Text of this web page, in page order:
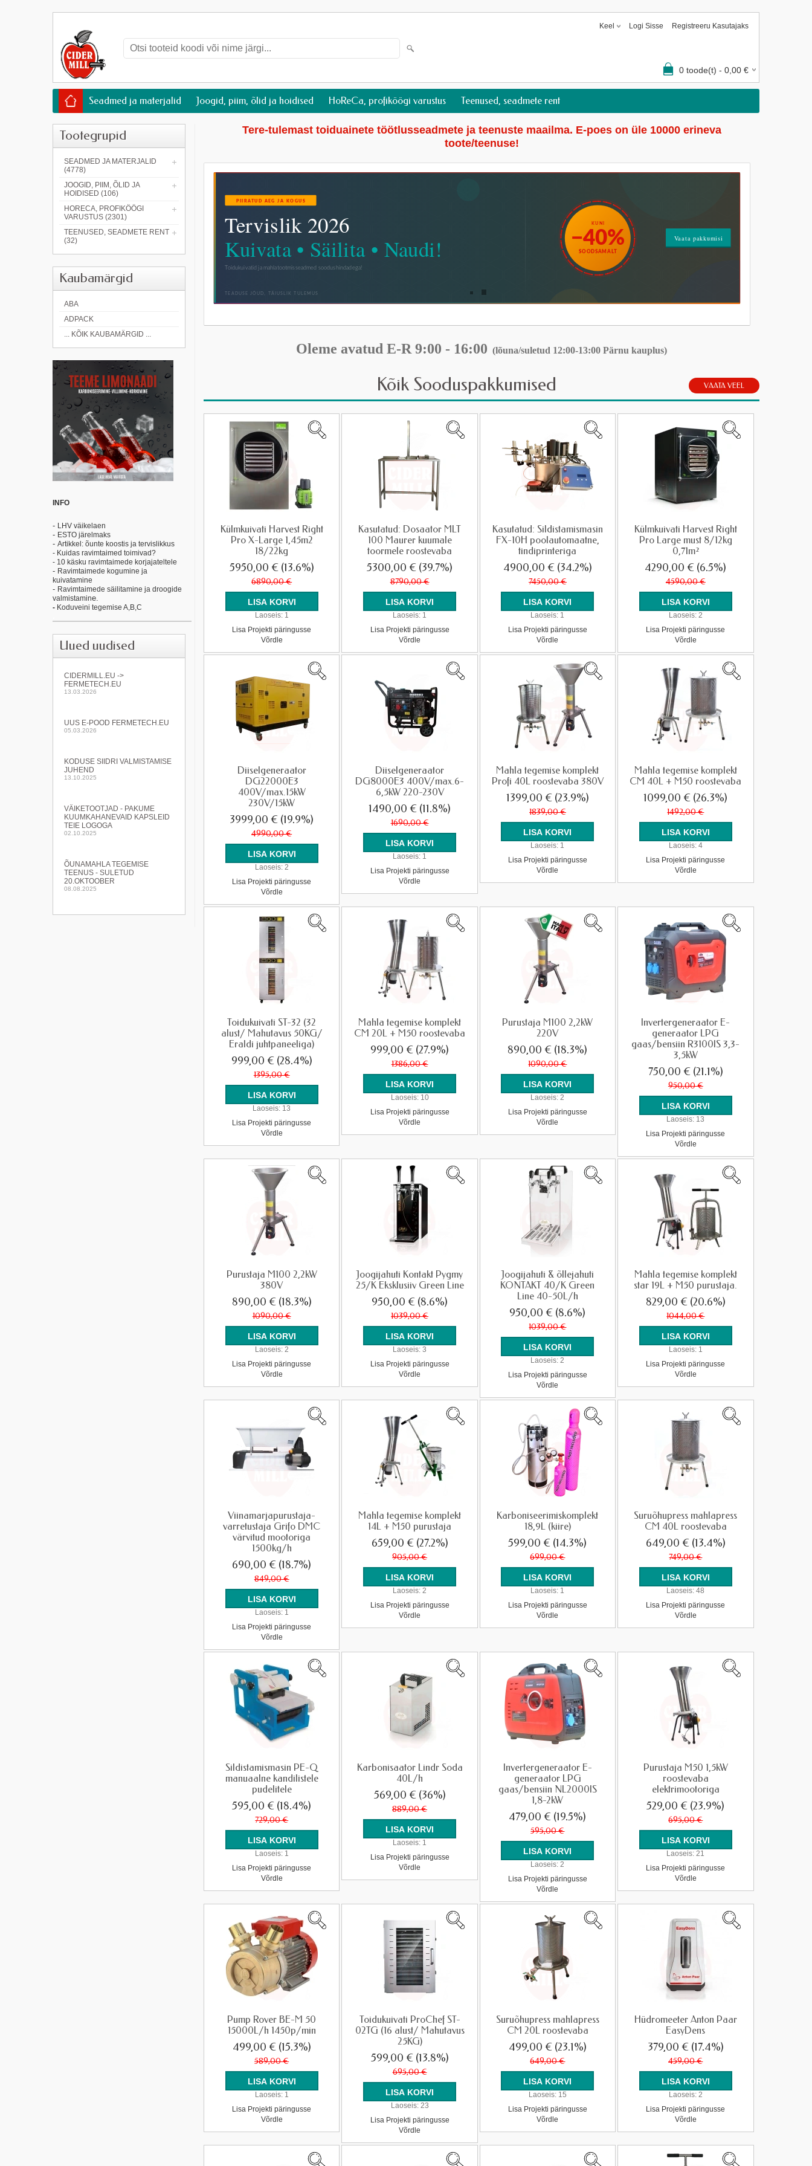
Keel Logi Sisse Registreeru Kasutajaks
0 toode(t) - 0,00 €
Seadmed ja materjalid Joogid, piim, õlid ja hoidised HoReCa, profiköögi varustus Teenused, seadmete rent
Tootegrupid
SEADMED JA MATERJALID
(4778)
JOOGID, PIIM, ÕLID JA
HOIDISED (106)
HORECA, PROFIKÖÖGI
VARUSTUS (2301)
TEENUSED, SEADMETE RENT
(32)
Kaubamärgid
ABA
ADPACK
... KÕIK KAUBAMÄRGID ...
INFO
- LHV väikelaen
- ESTO järelmaks
- Artikkel: õunte koostis ja tervislikkus
- Kuidas ravimtaimed toimivad?
- 10 käsku ravimtaimede korjajateltele
- Ravimtaimede kogumine ja
kuivatamine
- Ravimtaimede säilitamine ja droogide
valmistamine.
- Koduveini tegemise A,B,C
Uued uudised
CIDERMILL.EU ->
FERMETECH.EU
13.03.2026
UUS E-POOD FERMETECH.EU
05.03.2026
KODUSE SIIDRI VALMISTAMISE
JUHEND
13.10.2025
VÄIKETOOTJAD - PAKUME
KUUMKAHANEVAID KAPSLEID
TEIE LOGOGA
02.10.2025
ÕUNAMAHLA TEGEMISE
TEENUS - SULETUD
20.OKTOOBER
08.08.2025
Tere-tulemast toiduainete töötlusseadmete ja teenuste maailma. E-poes on üle 10000 erineva
toote/teenuse!
Oleme avatud E-R 9:00 - 16:00 (lõuna/suletud 12:00-13:00 Pärnu kauplus)
Kõik Sooduspakkumised VAATA VEEL
Külmkuivati Harvest Right
Pro X-Large 1,45m2
18/22kg
5950,00 € (13.6%)
6890,00 €
Laoseis:1
Lisa Projekti päringusse
Võrdle
Kasutatud: Dosaator MLT
100 Maurer kuumale
toormele roostevaba
5300,00 € (39.7%)
8790,00 €
Laoseis: 1
Lisa Projekti päringusse
Võrdle
Kasutatud: Sildistamismasin
FX-10H poolautomaatne,
tindiprinteriga
4900,00 € (34.2%)
7450,00 €
Laoseis: 1
Lisa Projekti päringusse
Võrdle
Külmkuivati Harvest Right
Pro Large must 8/12kg
0,71m²
4290,00 € (6.5%)
4590,00 €
Laoseis:2
Lisa Projekti päringusse
Võrdle
Diiselgeneraator
DG22000E3
400V/max.15kW
230V/15kW
3999,00 € (19.9%)
4990,00 €
Laoseis:2
Lisa Projekti päringusse
Võrdle
Diiselgeneraator
DG8000E3 400V/max.6-
6,5kW 220-230V
1490,00 € (11.8%)
1690,00 €
Laoseis: 1
Lisa Projekti päringusse
Võrdle
Mahla tegemise komplekt
Profi 40L roostevaba 380V
1399,00 € (23.9%)
1839,00 €
Laoseis: 1
Lisa Projekti päringusse
Võrdle
Mahla tegemise komplekt
CM 40L + M50 roostevaba
1099,00 € (26.3%)
1492,00 €
Laoseis:4
Lisa Projekti päringusse
Võrdle
Toidukuivati ST-32 (32
alust/ Mahutavus 50KG/
Eraldi juhtpaneeliga)
999,00 € (28.4%)
1395,00 €
Laoseis: 13
Lisa Projekti päringusse
Võrdle
Mahla tegemise komplekt
CM 20L + M50 roostevaba
999,00 € (27.9%)
1386,00 €
Laoseis:10
Lisa Projekti päringusse
Võrdle
Purustaja M100 2,2kW
220V
890,00 € (18.3%)
1090,00 €
Laoseis: 2
Lisa Projekti päringusse
Võrdle
Invertergeneraator E-
generaator LPG
gaas/bensiin R3100IS 3,3-
3,5kW
750,00 € (21.1%)
950,00 €
Laoseis: 13
Lisa Projekti päringusse
Võrdle
Purustaja M100 2,2kW
380V
890,00 € (18.3%)
1090,00 €
Laoseis:2
Lisa Projekti päringusse
Võrdle
Joogijahuti Kontakt Pygmy
25/K Eksklusiiv Green Line
950,00 € (8.6%)
1039,00 €
Laoseis: 3
Lisa Projekti päringusse
Võrdle
Joogijahuti & õllejahuti
KONTAKT 40/K Green
Line 40-50L/h
950,00 € (8.6%)
1039,00 €
Laoseis: 2
Lisa Projekti päringusse
Võrdle
Mahla tegemise komplekt
star 19L + M50 purustaja.
829,00 € (20.6%)
1044,00 €
Laoseis:1
Lisa Projekti päringusse
Võrdle
Viinamarjapurustaja-
varretustaja Grifo DMC
värvitud mootoriga
1500kg/h
690,00 € (18.7%)
849,00 €
Laoseis:1
Lisa Projekti päringusse
Võrdle
Mahla tegemise komplekt
14L + M50 purustaja
659,00 € (27.2%)
905,00 €
Laoseis: 2
Lisa Projekti päringusse
Võrdle
Karboniseerimiskomplekt
18,9L (kiire)
599,00 € (14.3%)
699,00 €
Laoseis: 1
Lisa Projekti päringusse
Võrdle
Suruõhupress mahlapress
CM 40L roostevaba
649,00 € (13.4%)
749,00 €
Laoseis: 48
Lisa Projekti päringusse
Võrdle
Sildistamismasin PE-Q
manuaalne kandilistele
pudelitele
595,00 € (18.4%)
729,00 €
Laoseis:1
Lisa Projekti päringusse
Võrdle
Karbonisaator Lindr Soda
40L/h
569,00 € (36%)
889,00 €
Laoseis: 1
Lisa Projekti päringusse
Võrdle
Invertergeneraator E-
generaator LPG
gaas/bensiin NL2000IS
1,8-2kW
479,00 € (19.5%)
595,00 €
Laoseis: 2
Lisa Projekti päringusse
Võrdle
Purustaja M50 1,5kW
roostevaba
elektrimootoriga
529,00 € (23.9%)
695,00 €
Laoseis: 21
Lisa Projekti päringusse
Võrdle
Pump Rover BE-M 50
15000L/h 1450p/min
499,00 € (15.3%)
589,00 €
Laoseis:1
Lisa Projekti päringusse
Võrdle
Toidukuivati ProChef ST-
02TG (16 alust/ Mahutavus
25KG)
599,00 € (13.8%)
695,00 €
Laoseis:23
Lisa Projekti päringusse
Võrdle
Suruõhupress mahlapress
CM 20L roostevaba
499,00 € (23.1%)
649,00 €
Laoseis:15
Lisa Projekti päringusse
Võrdle
Hüdromeeter Anton Paar
EasyDens
379,00 € (17.4%)
459,00 €
Laoseis:2
Lisa Projekti päringusse
Võrdle